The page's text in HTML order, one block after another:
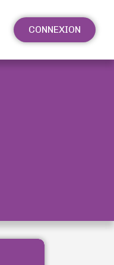
CONNEXION